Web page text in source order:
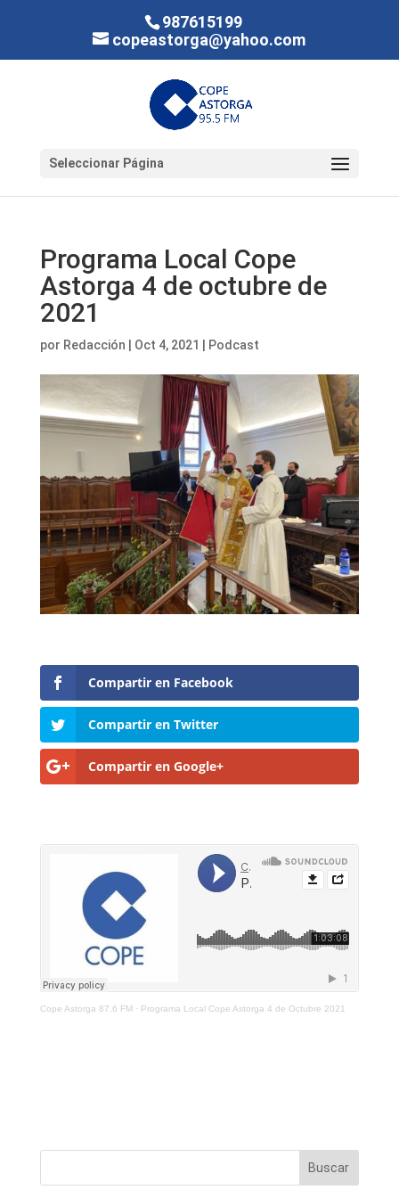
987615199
copeastorga@yahoo.com
Seleccionar Página
Programa Local Cope
Astorga 4 de octubre de
2021
por Redacción Oct 4, 2021 Podcast
Compartir en Facebook
Compartir en Twitter
Compartir en Google+
Cope Astorga 87.6 FM· Programa Local Cope Astorga 4 de Octubre 2021